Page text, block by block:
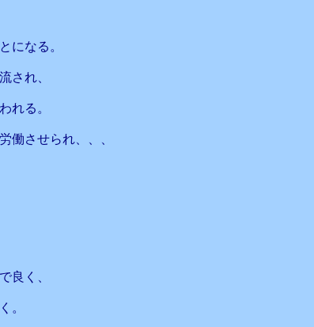
になる。
され、
れる。
働させられ、、、
良く、
。